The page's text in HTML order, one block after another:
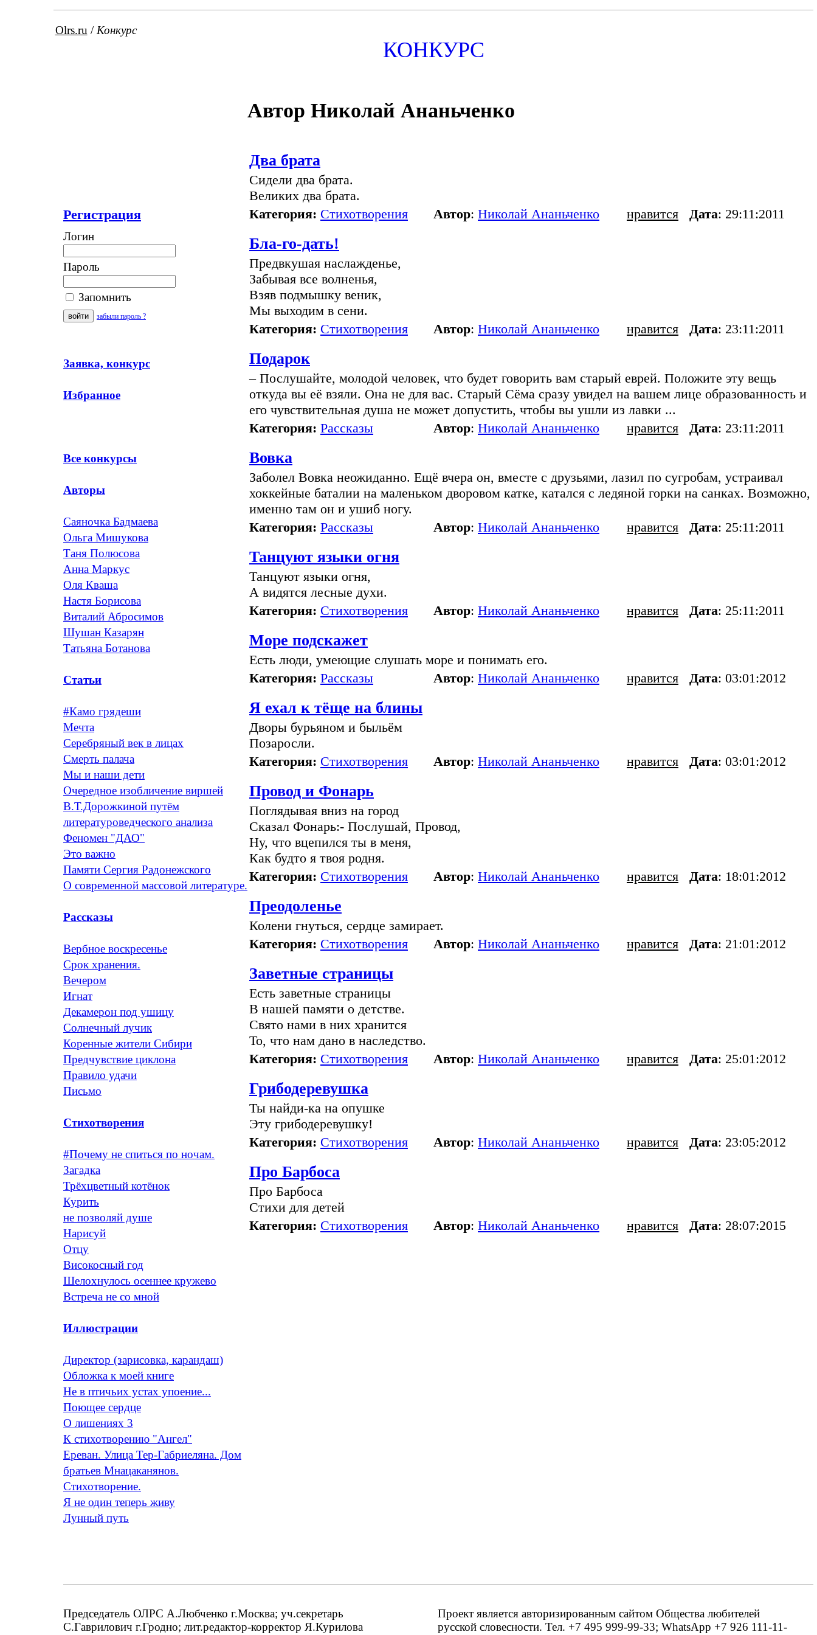
Olrs.ru / Конкурс
КОНКУРС
Регистрация
Логин
Пароль
Запомнить
забыли пароль ?
Заявка, конкурс
Избранное
Все конкурсы
Авторы
Саяночка Бадмаева
Ольга Мишукова
Таня Полюсова
Анна Маркус
Оля Кваша
Настя Борисова
Виталий Абросимов
Шушан Казарян
Татьяна Ботанова
Статьи
#Камо грядеши
Мечта
Серебряный век в лицах
Смерть палача
Мы и наши дети
Очередное изобличение виршей
В.Т.Дорожкиной путём
литературоведческого анализа
Феномен "ДАО"
Это важно
Памяти Сергия Радонежского
О современной массовой литературе.
Рассказы
Вербное воскресенье
Срок хранения.
Вечером
Игнат
Декамерон под ушицу
Солнечный лучик
Коренные жители Сибири
Предчувствие циклона
Правило удачи
Письмо
Стихотворения
#Почему не спиться по ночам.
Загадка
Трёхцветный котёнок
Курить
не позволяй душе
Нарисуй
Отцу
Високосный год
Шелохнулось осеннее кружево
Встреча не со мной
Иллюстрации
Директор (зарисовка, карандаш)
Обложка к моей книге
Не в птичьих устах упоение...
Поющее сердце
О лишениях 3
К стихотворению "Ангел"
Ереван. Улица Тер-Габриеляна. Дом
братьев Мнацаканянов.
Стихотворение.
Я не один теперь живу
Лунный путь
Автор Николай Ананьченко
Два брата
Сидели два брата.
Великих два брата.
Категория: Стихотворения Автор: Николай Ананьченко нравится Дата: 29:11:2011
Бла-го-дать!
Предвкушая наслажденье,
Забывая все волненья,
Взяв подмышку веник,
Мы выходим в сени.
Категория: Стихотворения Автор: Николай Ананьченко нравится Дата: 23:11:2011
Подарок
– Послушайте, молодой человек, что будет говорить вам старый еврей. Положите эту вещь
откуда вы её взяли. Она не для вас. Старый Сёма сразу увидел на вашем лице образованность и
его чувствительная душа не может допустить, чтобы вы ушли из лавки ...
Категория: Рассказы Автор: Николай Ананьченко нравится Дата: 23:11:2011
Вовка
Заболел Вовка неожиданно. Ещё вчера он, вместе с друзьями, лазил по сугробам, устраивал
хоккейные баталии на маленьком дворовом катке, катался с ледяной горки на санках. Возможно,
именно там он и ушиб ногу.
Категория: Рассказы Автор: Николай Ананьченко нравится Дата: 25:11:2011
Танцуют языки огня
Танцуют языки огня,
А видятся лесные духи.
Категория: Стихотворения Автор: Николай Ананьченко нравится Дата: 25:11:2011
Море подскажет
Есть люди, умеющие слушать море и понимать его.
Категория: Рассказы Автор: Николай Ананьченко нравится Дата: 03:01:2012
Я ехал к тёще на блины
Дворы бурьяном и быльём
Позаросли.
Категория: Стихотворения Автор: Николай Ананьченко нравится Дата: 03:01:2012
Провод и Фонарь
Поглядывая вниз на город
Сказал Фонарь:- Послушай, Провод,
Ну, что вцепился ты в меня,
Как будто я твоя родня.
Категория: Стихотворения Автор: Николай Ананьченко нравится Дата: 18:01:2012
Преодоленье
Колени гнуться, сердце замирает.
Категория: Стихотворения Автор: Николай Ананьченко нравится Дата: 21:01:2012
Заветные страницы
Есть заветные страницы
В нашей памяти о детстве.
Свято нами в них хранится
То, что нам дано в наследство.
Категория: Стихотворения Автор: Николай Ананьченко нравится Дата: 25:01:2012
Грибодеревушка
Ты найди-ка на опушке
Эту грибодеревушку!
Категория: Стихотворения Автор: Николай Ананьченко нравится Дата: 23:05:2012
Про Барбоса
Про Барбоса
Стихи для детей
Категория: Стихотворения Автор: Николай Ананьченко нравится Дата: 28:07:2015
Председатель ОЛРС А.Любченко г.Москва; уч.секретарь
С.Гаврилович г.Гродно; лит.редактор-корректор Я.Курилова
Проект является авторизированным сайтом Общества любителей
русской словесности. Тел. +7 495 999-99-33; WhatsApp +7 926 111-11-